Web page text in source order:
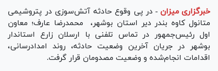
خبرگزاری میزان - در پی وقوع حادثه آتش‌سوزی در پتروشیمی
متانول کاوه بندر دیر استان بوشهر، محمدرضا عارف؛ معاون
اول رئیس‌جمهور در تماس تلفنی با ارسلان زارع استاندار
بوشهر در جریان آخرین وضعیت حادثه، روند امدادرسانی،
اقدامات انجام‌شده و وضعیت مصدومان قرار گرفت.